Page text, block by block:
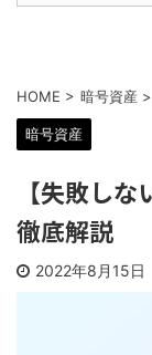
HOME > 暗号資産 >
暗号資産
【失敗し
徹底解説
2022年8月15日